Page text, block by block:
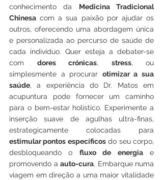
conhecimento da Medicina Tradicional
Chinesa com a sua paixão por ajudar os
outros, oferecendo uma abordagem única
e personalizada ao percurso de saúde de
cada indivíduo. Quer esteja a debater-se
com dores crónicas, stress, ou
simplesmente a procurar otimizar a sua
saúde, a experiência do Dr. Matos em
acupuntura pode fornecer um caminho
para o bem-estar holístico. Experimente a
inserção suave de agulhas ultra-finas,
estimular pontos específicos do seu corpo,
desbloqueando o fluxo de energia e
promovendo a auto-cura. Embarque numa
viagem em direção a uma maior vitalidade